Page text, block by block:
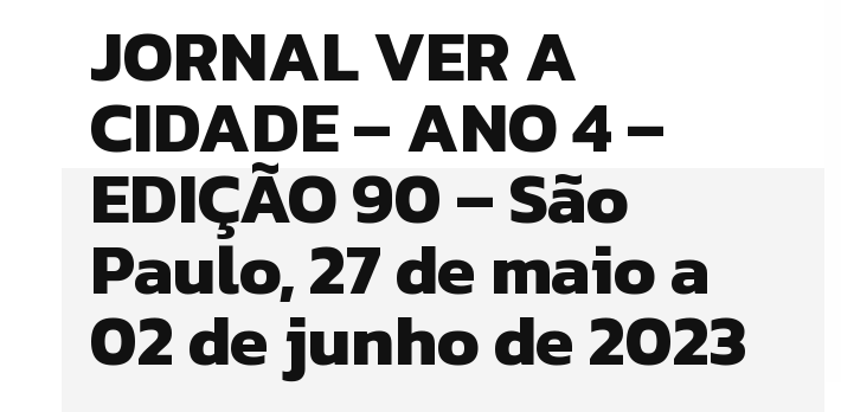
JORNAL VER A
CIDADE – ANO 4 –
EDIÇÃO 90 – São
Paulo, 27 de maio a
02 de junho de 2023